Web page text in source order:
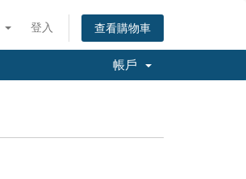
登入 查看購物車
帳戶